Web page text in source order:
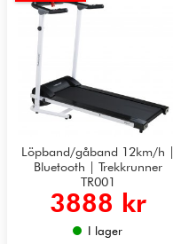
Löpband/gåband 12km/h |
Bluetooth | Trekkrunner
TR001
3888 kr
I lager